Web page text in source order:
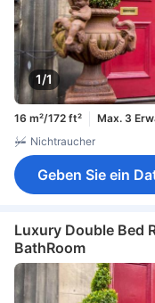
1/1
16 m²/172 ft² Max. 3
Nichtraucher
Geben Sie ein
Luxury Double Bed
BathRoom